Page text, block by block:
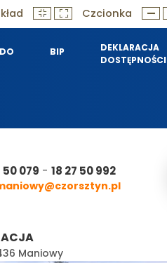
Czcionka
BIP
DEKLARACJA
DOSTĘPNOŚCI
50 079 - 18 27 50 992
Maniowy